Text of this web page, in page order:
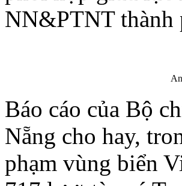
NN&PTNT thành
Báo cáo của Bộ
Nẵng cho hay,
phạm vùng biển